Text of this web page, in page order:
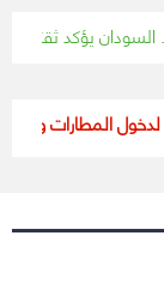
يؤكد ثقته بوساطة
المطارات وصعود